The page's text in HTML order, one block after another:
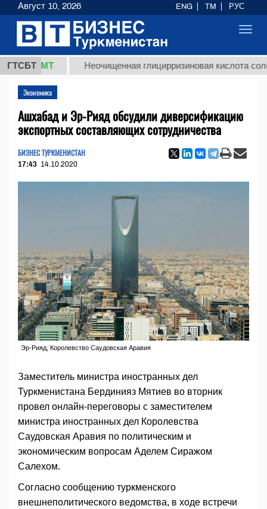
ГТСБТ
ТМТ Неочищенная глицирризиновая кислота
Экономика
Ашхабад и Эр-Рияд обсудили диверсификацию
экспортных составляющих сотрудничества
БИЗНЕС ТУРКМЕНИСТАН
17:43 14.10.2020
Эр-Рияд, Королевство Саудовская Аравия
Заместитель министра иностранных дел
Туркменистана Бердинияз Мятиев во вторник
провел онлайн-переговоры с заместителем
министра иностранных дел Королевства
Саудовская Аравия по политическим и
экономическим вопросам Аделем Сиражом
Салехом.
Согласно сообщению туркменского
внешнеполитического ведомства, в ходе встречи
Август 10, 2026 ENG TM РУС